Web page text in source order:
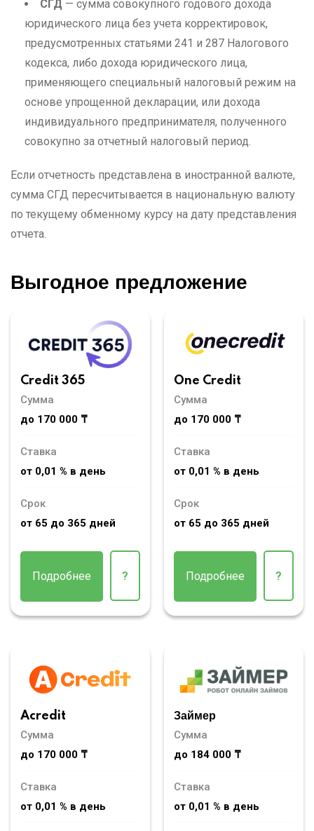
СГД — сумма совокупного годового дохода
юридического лица без учета корректировок,
предусмотренных статьями 241 и 287 Налогового
кодекса, либо дохода юридического лица,
применяющего специальный налоговый режим на
основе упрощенной декларации, или дохода
индивидуального предпринимателя, полученного
совокупно за отчетный налоговый период.
Если отчетность представлена в иностранной валюте,
сумма СГД пересчитывается в национальную валюту
по текущему обменному курсу на дату представления
отчета.
Выгодное предложение
Credit 365
Сумма
до 170 000 ₸
Ставка
от 0,01 % в день
Срок
от 65 до 365 дней
Подробнее ?
One Credit
Сумма
до 170 000 ₸
Ставка
от 0,01 % в день
Срок
от 65 до 365 дней
Подробнее ?
Acredit
Сумма
до 170 000 ₸
Ставка
от 0,01 % в день
Займер
Сумма
до 184 000 ₸
Ставка
от 0,01 % в день